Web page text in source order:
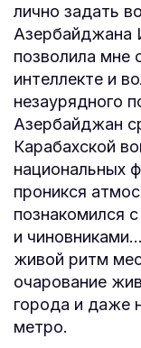
лично задать
Азербайджана
позволила мне
интеллекте и
незаурядного
Азербайджан
Карабахской
национальных
проникся
познакомился
и
живой ритм
очарование
города и даже
метро.